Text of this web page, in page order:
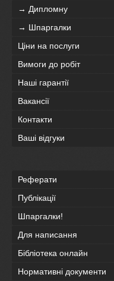
→ Дипломну
→ Шпаргалки
Ціни на послуги
Вимоги до робіт
Наші гарантії
Вакансії
Контакти
Ваші відгуки
Реферати
Публікації
Шпаргалки!
Для написання
Бібліотека онлайн
Нормативні документи